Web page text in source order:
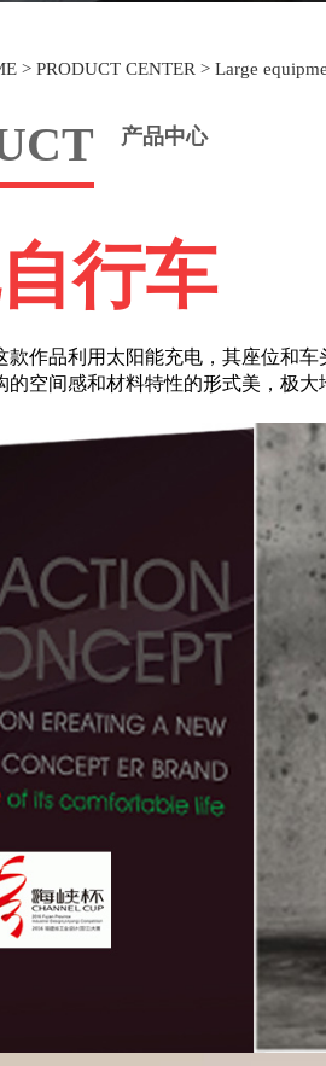
产品中心
行车
品利用太阳能充电，其座位和车头
的空间感和材料特性的形式美，极大
> PRODUCT CENTER > Large